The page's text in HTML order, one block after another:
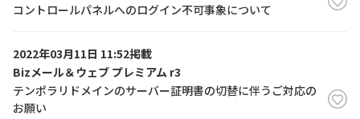
コントロールパネルへのログイン不可事象について
2022年03月11日 11:52掲載
Bizメール＆ウェブ プレミアム r3
テンポラリドメインのサーバー証明書の切替に伴うご対応の
お願い